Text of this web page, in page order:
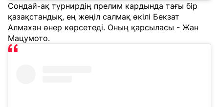
Сондай-ақ турнирдің прелим кардында тағы бір
қазақстандық, ең жеңіл салмақ өкілі Бекзат
Алмахан өнер көрсетеді. Оның қарсыласы - Жан
Мацумото.